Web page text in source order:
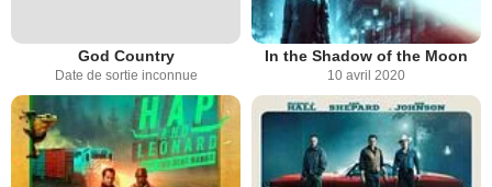
God Country
Date de sortie inconnue
In the Shadow of the Moon
10 avril 2020